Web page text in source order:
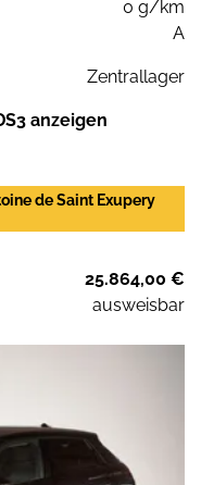
0 g/km
A
Zentrallager
anzeigen
de Saint Exupery
25.864,00 €
ausweisbar